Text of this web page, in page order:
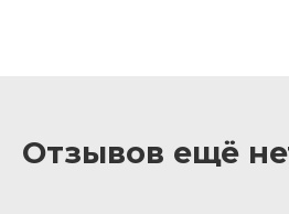
Отзывов ещё